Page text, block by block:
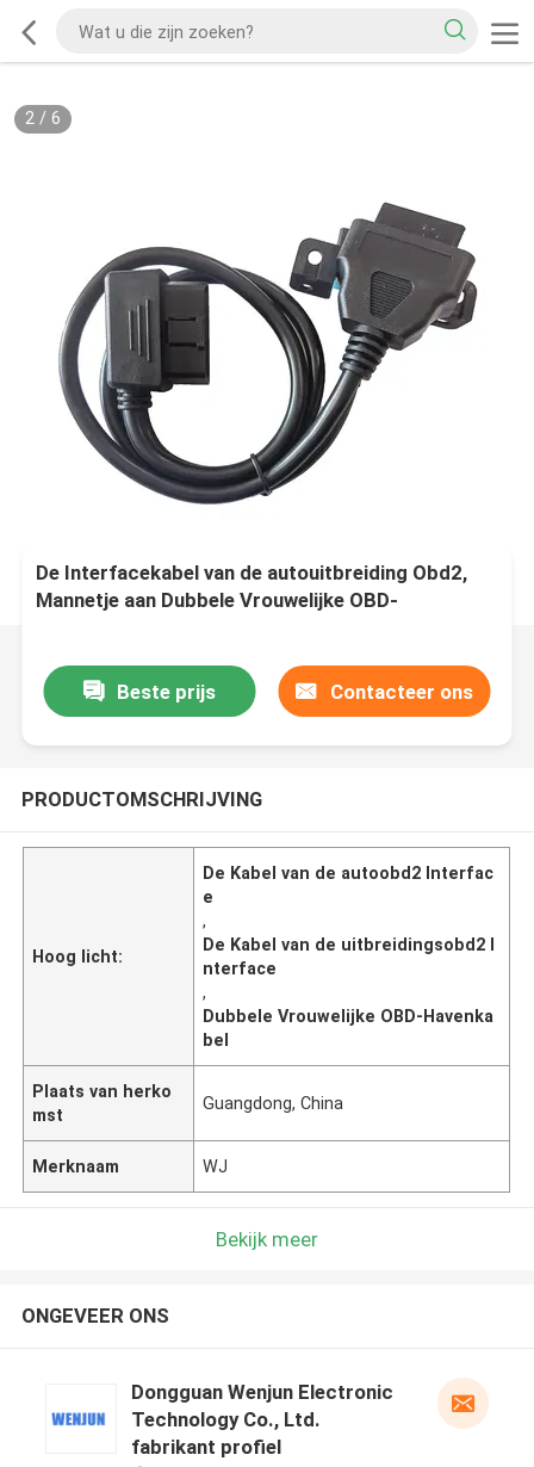
2/ 6
De Interfacekabel van de autouitbreiding Obd2,
Mannetje aan Dubbele Vrouwelijke OBD-
Beste prijs Contacteer ons
PRODUCTOMSCHRIJVING
Hoog licht:
De Kabel van de autoobd2 Interfac
e
,
De Kabel van de uitbreidingsobd2 I
nterface
,
Dubbele Vrouwelijke OBD-Havenka
bel
Plaats van herko
mst
Guangdong, China
Merknaam WJ
Bekijk meer
ONGEVEER ONS
Dongguan Wenjun Electronic
Technology Co., Ltd.
fabrikant profiel